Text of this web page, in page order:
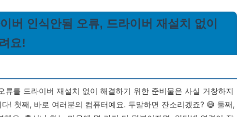
버 인식안됨 오류, 드라이버 재설치 없이
요!
류를 드라이버 재설치 없이 해결하기 위한 준비물은 사실 거창하지
! 첫째, 바로 여러분의 컴퓨터예요. 두말하면 잔소리겠죠? 😄 둘째,